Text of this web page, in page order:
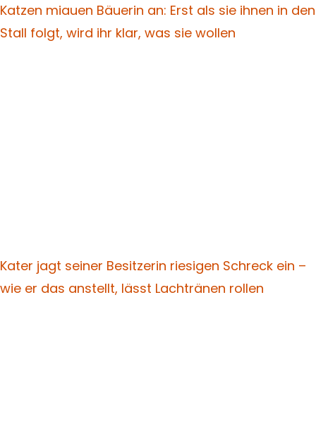
Katzen miauen Bäuerin an: Erst als sie ihnen in den
Stall folgt, wird ihr klar, was sie wollen
Kater jagt seiner Besitzerin riesigen Schreck ein –
wie er das anstellt, lässt Lachtränen rollen